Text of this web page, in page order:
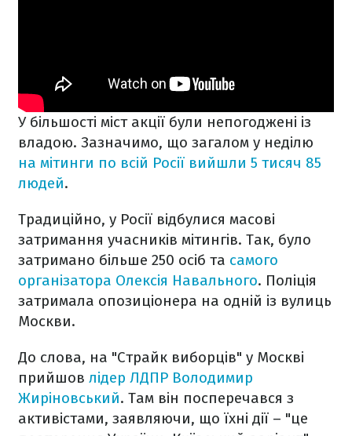
У більшості міст акції були непогоджені із
владою. Зазначимо, що загалом у неділю
на мітинги по всій Росії вийшли 5 тисяч 85
людей.
Традиційно, у Росії відбулися масові
затримання учасників мітингів. Так, було
затримано більше 250 осіб та самого
організатора Олексія Навального. Поліція
затримала опозиціонера на одній із вулиць
Москви.
До слова, на "Страйк виборців" у Москві
прийшов лідер ЛДПР Володимир
Жиріновський. Там він посперечався з
активістами, заявляючи, що їхні дії – "це